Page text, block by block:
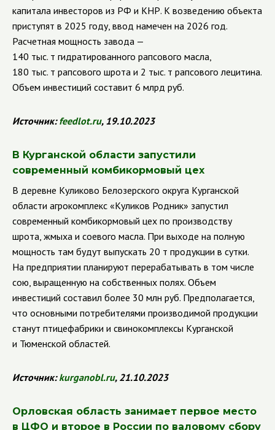
капитала инвесторов из РФ и КНР. К возведению объекта
приступят в 2025 году, ввод намечен на 2026 год.
Расчетная мощность завода —
140 тыс. т гидратированного рапсового масла,
180 тыс. т рапсового шрота и 2 тыс. т рапсового лецитина.
Объем инвестиций составит 6 млрд руб.
Источник:feedlot.ru, 19.10.2023
В Курганской области запустили
современный комбикормовый цех
В деревне Куликово Белозерского округа Курганской
области агрокомплекс «Куликов Родник» запустил
современный комбикормовый цех по производству
шрота, жмыха и соевого масла. При выходе на полную
мощность там будут выпускать 20 т продукции в сутки.
На предприятии планируют перерабатывать в том числе
сою, выращенную на собственных полях. Объем
инвестиций составил более 30 млн руб. Предполагается,
что основными потребителями производимой продукции
станут птицефабрики и свинокомплексы Курганской
и Тюменской областей.
Источник:kurganobl.ru, 21.10.2023
Орловская область занимает первое место
в ЦФО и второе в России по валовому сбору